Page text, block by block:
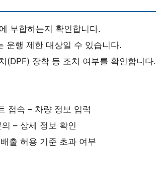
부합하는지 확인합니다.
운행 제한 대상일 수 있습니다.
(DPF) 장착 등 조치 여부를 확인합니다.
접속 – 차량 정보 입력
– 상세 정보 확인
출 허용 기준 초과 여부